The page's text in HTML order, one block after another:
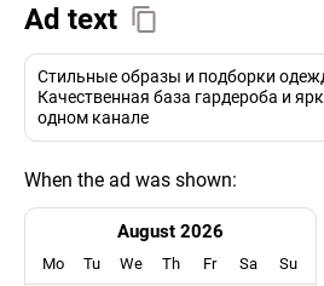
Ad text
Стильные образы и подборки
Качественная база гардероба и
одном канале
When the ad was shown:
August 2026
Mo Tu We Th Fr Sa Su